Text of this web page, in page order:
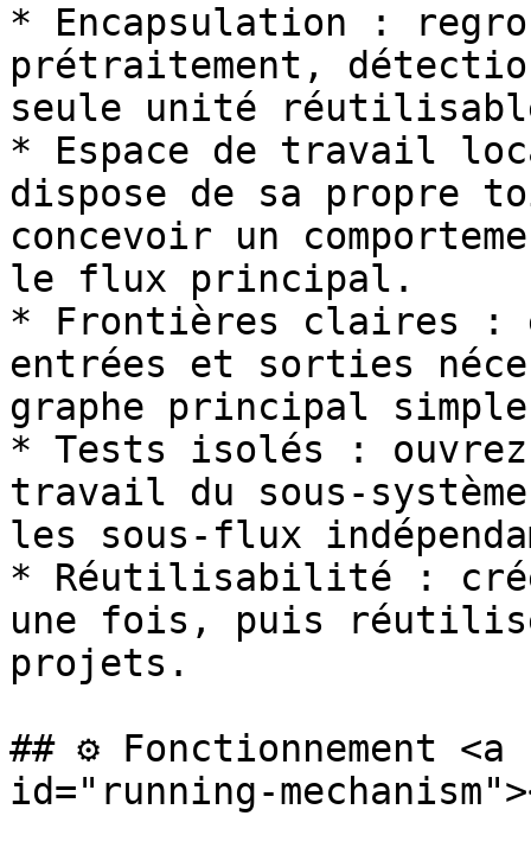
* Encapsulation :
prétraitement,
seule unité
* Espace de travail
dispose de sa propre
concevoir un
le flux principal.
* Frontières claires :
entrées et sorties
graphe principal
* Tests isolés :
travail du
les sous‑flux
* Réutilisabilité :
une fois, puis
projets.
## ⚙️ Fonctionnement <a
id="running-